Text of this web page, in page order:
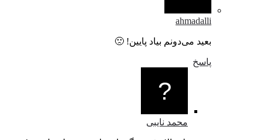
ahmadalli
بعید می‌دونم بیاد پایین! 🙁
محمد نایبی